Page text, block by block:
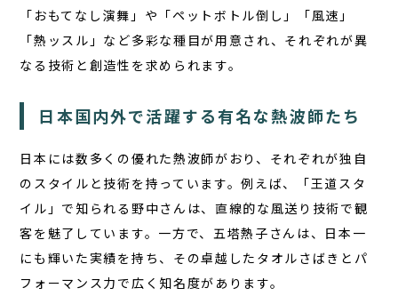
「おもてなし演舞」や「ペットボトル倒し」「風速」
「熱ッスル」など多彩な種目が用意され、それぞれが異
なる技術と創造性を求められます。
日本国内外で活躍する有名な熱波師たち
日本には数多くの優れた熱波師がおり、それぞれが独自
のスタイルと技術を持っています。例えば、「王道スタ
イル」で知られる野中さんは、直線的な風送り技術で観
客を魅了しています。一方で、五塔熱子さんは、日本一
にも輝いた実績を持ち、その卓越したタオルさばきとパ
フォーマンス力で広く知名度があります。